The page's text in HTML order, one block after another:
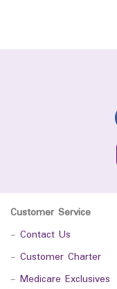
Customer Service
- Contact Us
- Customer Charter
- Medicare Exclusives